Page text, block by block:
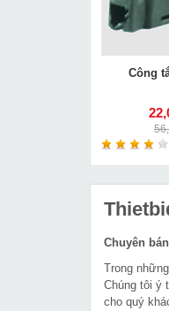
Công
Chuyên
Trong
Chúng tôi ý
cho quý